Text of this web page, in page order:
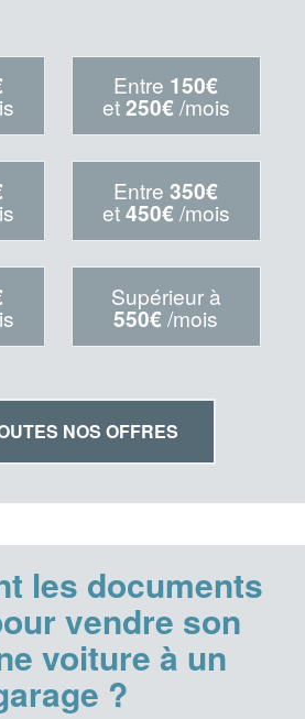
Entre 150€
et250€/mois
Entre350€
et450€/mois
Supérieur à
550€/mois
NOS OFFRES
les documents
vendre son
voiture à un
?